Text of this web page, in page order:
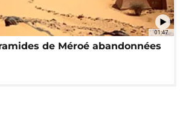
01:47
de Méroé abandonnées